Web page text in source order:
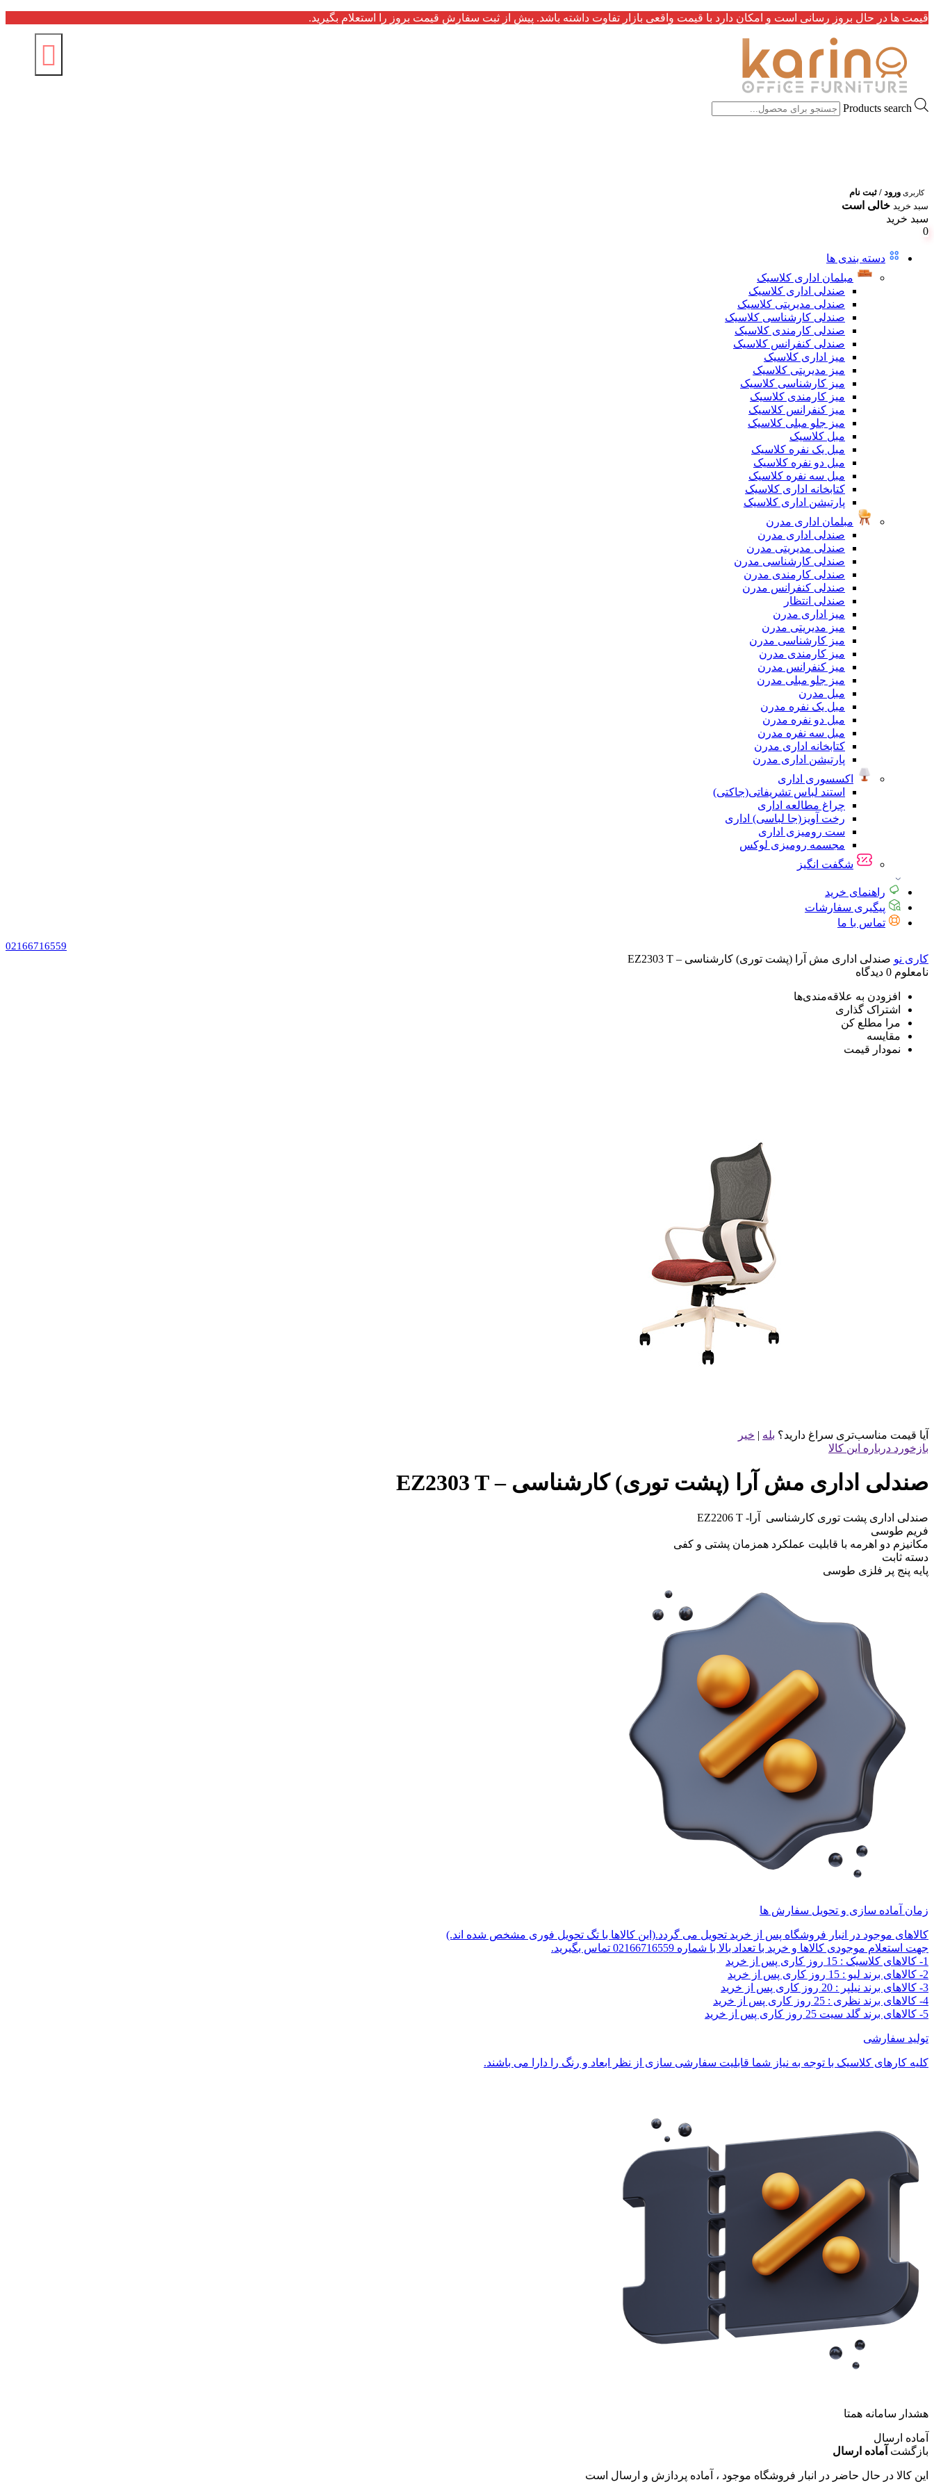
قیمت ها در حال بروز رسانی است و امکان دارد با قیمت واقعی بازار تفاوت داشته باشد. پیش از ثبت سفارش قیمت بروز را استعلام بگیرید.
Products search
کاربری ورود / ثبت نام
سبد خرید خالی است
سبد خرید
0
دسته بندی ها
مبلمان اداری کلاسیک
صندلی اداری کلاسیک
صندلی مدیریتی کلاسیک
صندلی کارشناسی کلاسیک
صندلی کارمندی کلاسیک
صندلی کنفرانس کلاسیک
میز اداری کلاسیک
میز مدیریتی کلاسیک
میز کارشناسی کلاسیک
میز کارمندی کلاسیک
میز کنفرانس کلاسیک
میز جلو مبلی کلاسیک
مبل کلاسیک
مبل یک نفره کلاسیک
مبل دو نفره کلاسیک
مبل سه نفره کلاسیک
کتابخانه اداری کلاسیک
پارتیشن اداری کلاسیک
مبلمان اداری مدرن
صندلی اداری مدرن
صندلی مدیریتی مدرن
صندلی کارشناسی مدرن
صندلی کارمندی مدرن
صندلی کنفرانس مدرن
صندلی انتظار
میز اداری مدرن
میز مدیریتی مدرن
میز کارشناسی مدرن
میز کارمندی مدرن
میز کنفرانس مدرن
میز جلو مبلی مدرن
مبل مدرن
مبل یک نفره مدرن
مبل دو نفره مدرن
مبل سه نفره مدرن
کتابخانه اداری مدرن
پارتیشن اداری مدرن
اکسسوری اداری
استند لباس تشریفاتی(جاکتی)
چراغ مطالعه اداری
رخت آویز(جا لباسی) اداری
ست رومیزی اداری
مجسمه رومیزی لوکس
شگفت انگیز
راهنمای خرید
پیگیری سفارشات
تماس با ما
02166716559
کاری نو صندلی اداری مش آرا (پشت توری) کارشناسی – EZ2303 T
نامعلوم 0 دیدگاه
افزودن به علاقه‌مندی‌ها
اشتراک گذاری
مرا مطلع کن
مقایسه
نمودار قیمت
آیا قیمت مناسب‌تری سراغ دارید؟ بله | خیر
بازخورد درباره این کالا
صندلی اداری مش آرا (پشت توری) کارشناسی – EZ2303 T
صندلی اداری پشت توری کارشناسی آرا- EZ2206 T
فریم طوسی
مکانیزم دو اهرمه با قابلیت عملکرد همزمان پشتی و کفی
دسته ثابت
پایه پنج پر فلزی طوسی
زمان آماده سازی و تحویل سفارش ها
کالاهای موجود در انبار فروشگاه پس از خرید تحویل می گردد.(این کالاها با تگ تحویل فوری مشخص شده اند.)
جهت استعلام موجودی کالاها و خرید با تعداد بالا با شماره 02166716559 تماس بگیرید.
1- کالاهای کلاسیک : 15 روز کاری پس از خرید
2- کالاهای برند لیو : 15 روز کاری پس از خرید
3- کالاهای برند نیلپر : 20 روز کاری پس از خرید
4- کالاهای برند نظری : 25 روز کاری پس از خرید
5- کالاهای برند گلد سیت 25 روز کاری پس از خرید
تولید سفارشی
کلیه کارهای کلاسیک با توجه به نیاز شما قابلیت سفارشی سازی از نظر ابعاد و رنگ را دارا می باشند.
هشدار سامانه همتا
آماده ارسال
بازگشت آماده ارسال
این کالا در حال حاضر در انبار فروشگاه موجود ، آماده پردازش و ارسال است